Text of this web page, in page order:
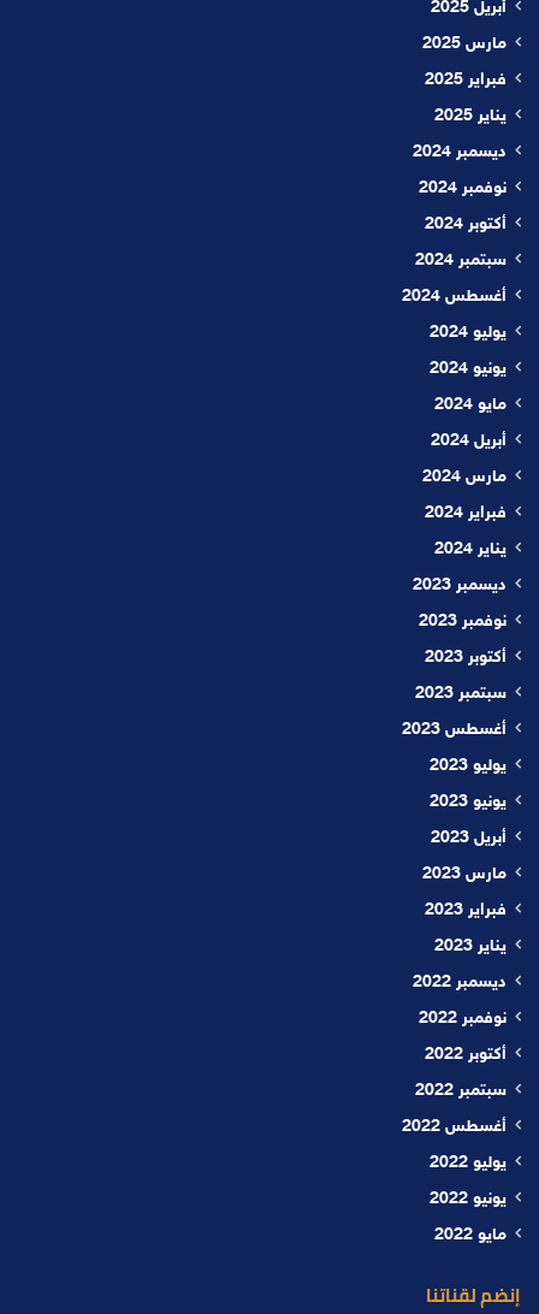
أبريل 2025
مارس 2025
فبراير 2025
يناير 2025
ديسمبر 2024
نوفمبر 2024
أكتوبر 2024
سبتمبر 2024
أغسطس 2024
يوليو 2024
يونيو 2024
مايو 2024
أبريل 2024
مارس 2024
فبراير 2024
يناير 2024
ديسمبر 2023
نوفمبر 2023
أكتوبر 2023
سبتمبر 2023
أغسطس 2023
يوليو 2023
يونيو 2023
أبريل 2023
مارس 2023
فبراير 2023
يناير 2023
ديسمبر 2022
نوفمبر 2022
أكتوبر 2022
سبتمبر 2022
أغسطس 2022
يوليو 2022
يونيو 2022
مايو 2022
إنضم لقناتنا